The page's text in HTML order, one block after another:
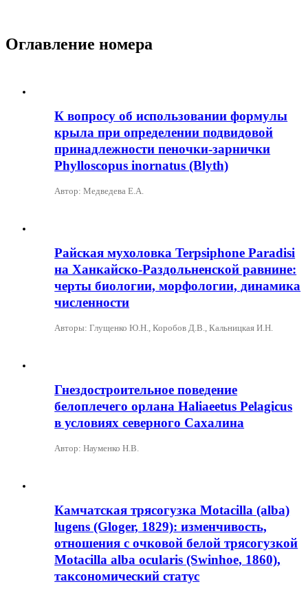
Оглавление номера
К вопросу об использовании формулы
крыла при определении подвидовой
принадлежности пеночки-зарнички
Phylloscopus inornatus (Blyth)
Автор: Медведева Е.А.
Райская мухоловка Terpsiphone Paradisi
на Ханкайско-Раздольненской равнине:
черты биологии, морфологии, динамика
численности
Авторы: Глущенко Ю.Н., Коробов Д.В., Кальницкая И.Н.
Гнездостроительное поведение
белоплечего орлана Haliaeetus Pelagicus
в условиях северного Сахалина
Автор: Науменко Н.В.
Камчатская трясогузка Motacilla (alba)
lugens (Gloger, 1829): изменчивость,
отношения с очковой белой трясогузкой
Motacilla alba ocularis (Swinhoe, 1860),
таксономический статус